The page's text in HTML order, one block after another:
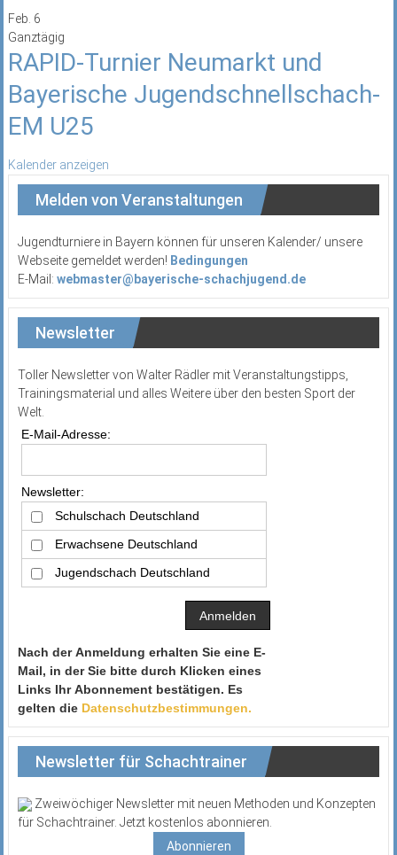
Feb. 6
Ganztägig
RAPID-Turnier Neumarkt und
Bayerische Jugendschnellschach-
EM U25
Kalender anzeigen
Melden von Veranstaltungen
Jugendturniere in Bayern können für unseren Kalender/ unsere
Webseite gemeldet werden! Bedingungen
E-Mail: webmaster@bayerische-schachjugend.de
Newsletter
Toller Newsletter von Walter Rädler mit Veranstaltungstipps,
Trainingsmaterial und alles Weitere über den besten Sport der
Welt.
E-Mail-Adresse:
Newsletter:
Schulschach Deutschland
Erwachsene Deutschland
Jugendschach Deutschland
Nach der Anmeldung erhalten Sie eine E-
Mail, in der Sie bitte durch Klicken eines
Links Ihr Abonnement bestätigen. Es
gelten die Datenschutzbestimmungen.
Newsletter für Schachtrainer
Zweiwöchiger Newsletter mit neuen Methoden und Konzepten
für Schachtrainer. Jetzt kostenlos abonnieren.
Abonnieren